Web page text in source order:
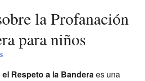
para niños
Respeto a la Banderaes una